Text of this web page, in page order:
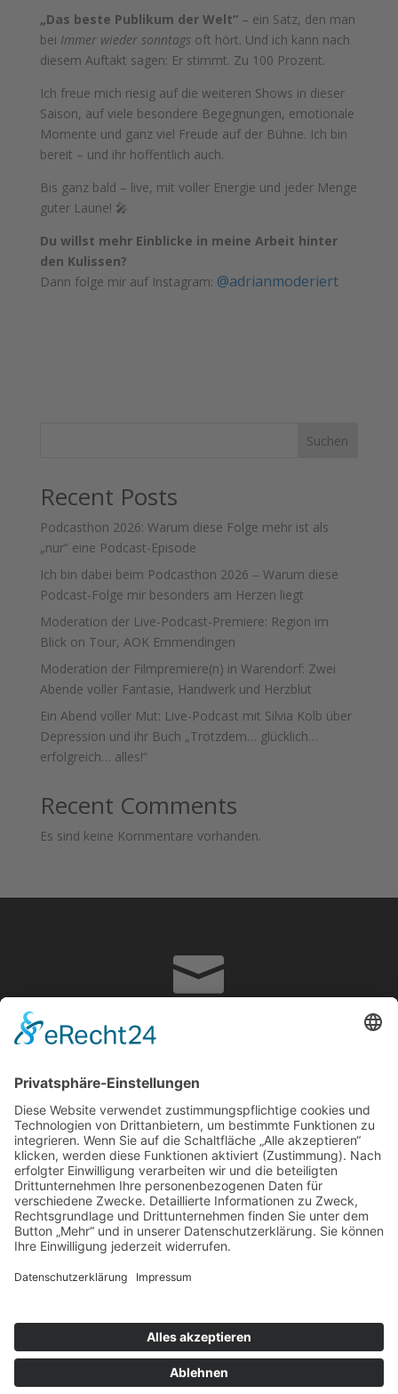
„Das beste Publikum der Welt“– ein Satz, den man
bei Immer wieder sonntags oft hört. Und ich kann nach
diesem Auftakt sagen: Er stimmt. Zu 100 Prozent.
Ich freue mich riesig auf die weiteren Shows in dieser
Saison, auf viele besondere Begegnungen, emotionale
Momente und ganz viel Freude auf der Bühne. Ich bin
bereit – und ihr hoffentlich auch.
Bis ganz bald – live, mit voller Energie und jeder Menge
guter Laune! 🎤
Du willst mehr Einblicke in meine Arbeit hinter
den Kulissen?
Dann folge mir auf Instagram: @adrianmoderiert
Suchen
Recent Posts
Podcasthon 2026: Warum diese Folge mehr ist als
„nur“ eine Podcast-Episode
Ich bin dabei beim Podcasthon 2026 – Warum diese
Podcast-Folge mir besonders am Herzen liegt
Moderation der Live-Podcast-Premiere: Region im
Blick on Tour, AOK Emmendingen
Moderation der Filmpremiere(n) in Warendorf: Zwei
Abende voller Fantasie, Handwerk und Herzblut
Ein Abend voller Mut: Live-Podcast mit Silvia Kolb über
Depression und ihr Buch „Trotzdem… glücklich…
erfolgreich… alles!“
Recent Comments
Es sind keine Kommentare vorhanden.

info@adrian-hoffmann.de

07822867070
Impressum
AGBs